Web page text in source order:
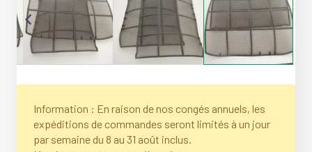
Information : En raison de nos congés annuels, les
expéditions de commandes seront limités à un jour
par semaine du 8 au 31 août inclus.